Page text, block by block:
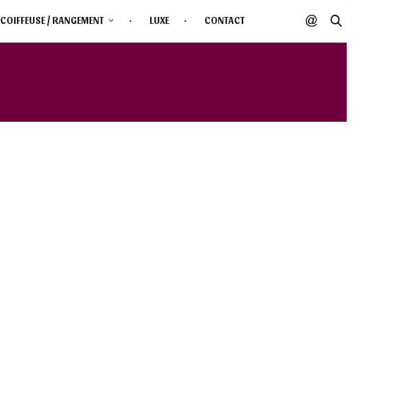
COIFFEUSE / RANGEMENT LUXE CONTACT